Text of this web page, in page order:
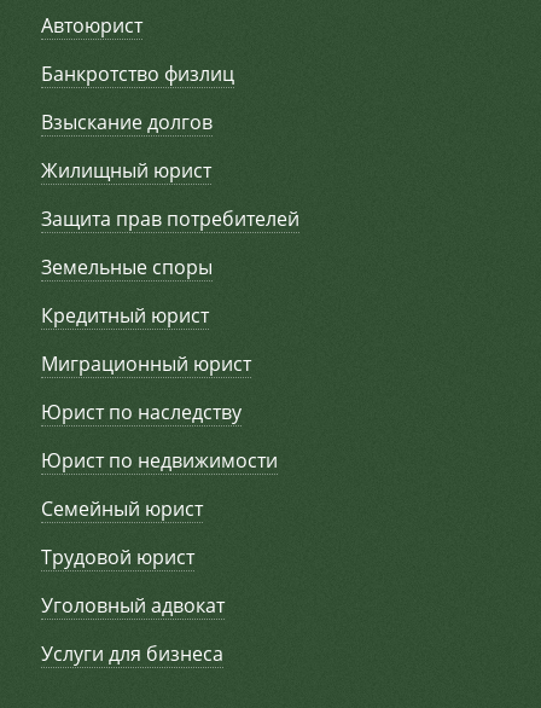
Автоюрист
Банкротство физлиц
Взыскание долгов
Жилищный юрист
Защита прав потребителей
Земельные споры
Кредитный юрист
Миграционный юрист
Юрист по наследству
Юрист по недвижимости
Семейный юрист
Трудовой юрист
Уголовный адвокат
Услуги для бизнеса